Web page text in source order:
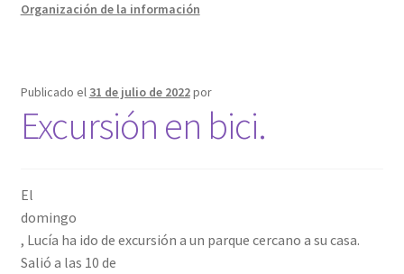
Organización de la información
Publicado el 31 de julio de 2022por
Excursión en bici.
El
domingo
, Lucía ha ido de excursión a un parque cercano a su casa.
Salió a las 10 de